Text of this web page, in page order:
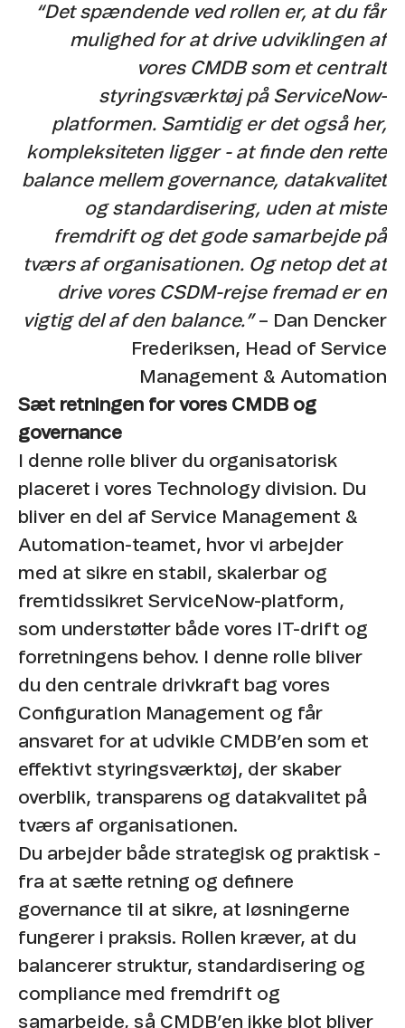
“Det spændende ved rollen er, at du får
mulighed for at drive udviklingen af
vores CMDB som et centralt
styringsværktøj på ServiceNow-
platformen. Samtidig er det også her,
kompleksiteten ligger - at finde den rette
balance mellem governance, datakvalitet
og standardisering, uden at miste
fremdrift og det gode samarbejde på
tværs af organisationen. Og netop det at
drive vores CSDM-rejse fremad er en
vigtig del af den balance.”– Dan Dencker
Frederiksen, Head of Service
Management & Automation
Sæt retningen for vores CMDB og
governance
I denne rolle bliver du organisatorisk
placeret i vores Technology division. Du
bliver en del af Service Management &
Automation-teamet, hvor vi arbejder
med at sikre en stabil, skalerbar og
fremtidssikret ServiceNow-platform,
som understøtter både vores IT-drift og
forretningens behov. I denne rolle bliver
du den centrale drivkraft bag vores
Configuration Management og får
ansvaret for at udvikle CMDB’en som et
effektivt styringsværktøj, der skaber
overblik, transparens og datakvalitet på
tværs af organisationen.
Du arbejder både strategisk og praktisk -
fra at sætte retning og definere
governance til at sikre, at løsningerne
fungerer i praksis. Rollen kræver, at du
balancerer struktur, standardisering og
compliance med fremdrift og
samarbejde, så CMDB’en ikke blot bliver